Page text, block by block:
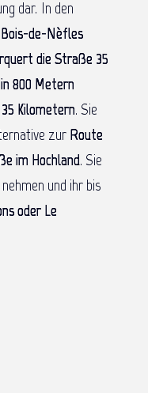
dar. In den
Bois-de-Nèfles
die Straße 35
in 800 Metern
35 Kilometern. Sie
zur Route
im Hochland. Sie
und ihr bis
oder Le